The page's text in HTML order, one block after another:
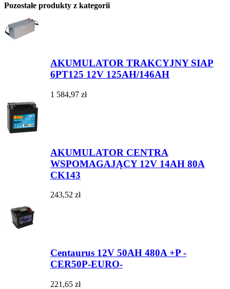
Pozostałe produkty z kategorii
AKUMULATOR TRAKCYJNY SIAP
6PT125 12V 125AH/146AH
1 584,97 zł
AKUMULATOR CENTRA
WSPOMAGAJĄCY 12V 14AH 80A
CK143
243,52 zł
Centaurus 12V 50AH 480A +P -
CER50P-EURO-
221,65 zł